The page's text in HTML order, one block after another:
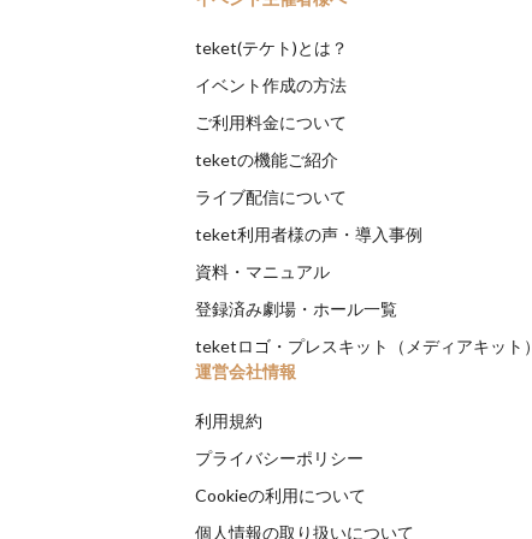
teket(テケト)とは？
イベント作成の方法
ご利用料金について
teketの機能ご紹介
ライブ配信について
teket利用者様の声・導入事例
資料・マニュアル
登録済み劇場・ホール一覧
teketロゴ・プレスキット（メディアキット）
運営会社情報
利用規約
プライバシーポリシー
Cookieの利用について
個人情報の取り扱いについて